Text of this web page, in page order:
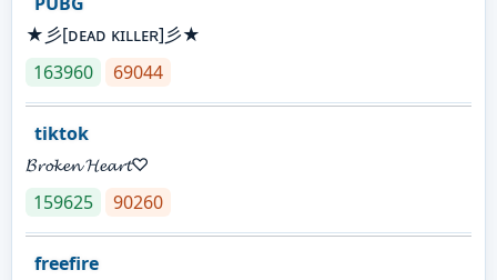
★彡[ᴅᴇᴀᴅ ᴋɪʟʟᴇʀ]彡★
163960
69044
tiktok
𝓑𝓻𝓸𝓴𝓮𝓷 𝓗𝓮𝓪𝓻𝓽♡
159625
90260
freefire